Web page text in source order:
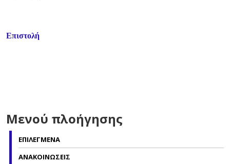
Επιστολή
Μενού πλοήγησης
ΕΠΙΛΕΓΜΕΝΑ
ΑΝΑΚΟΙΝΩΣΕΙΣ